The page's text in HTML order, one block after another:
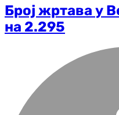
Број жртава у
на 2.295